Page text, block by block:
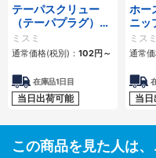
テーパスクリュー
（テーパプラグ）
【SUS316/SUSXM7
相当/PEEK/合金
鋼・圧造鋼】
ミスミ
通常価格(税別)： 102円～
在庫品1日目
当日出荷可能
ホー
ニッ
ミスミ
通常価
当
この商品を見た人は